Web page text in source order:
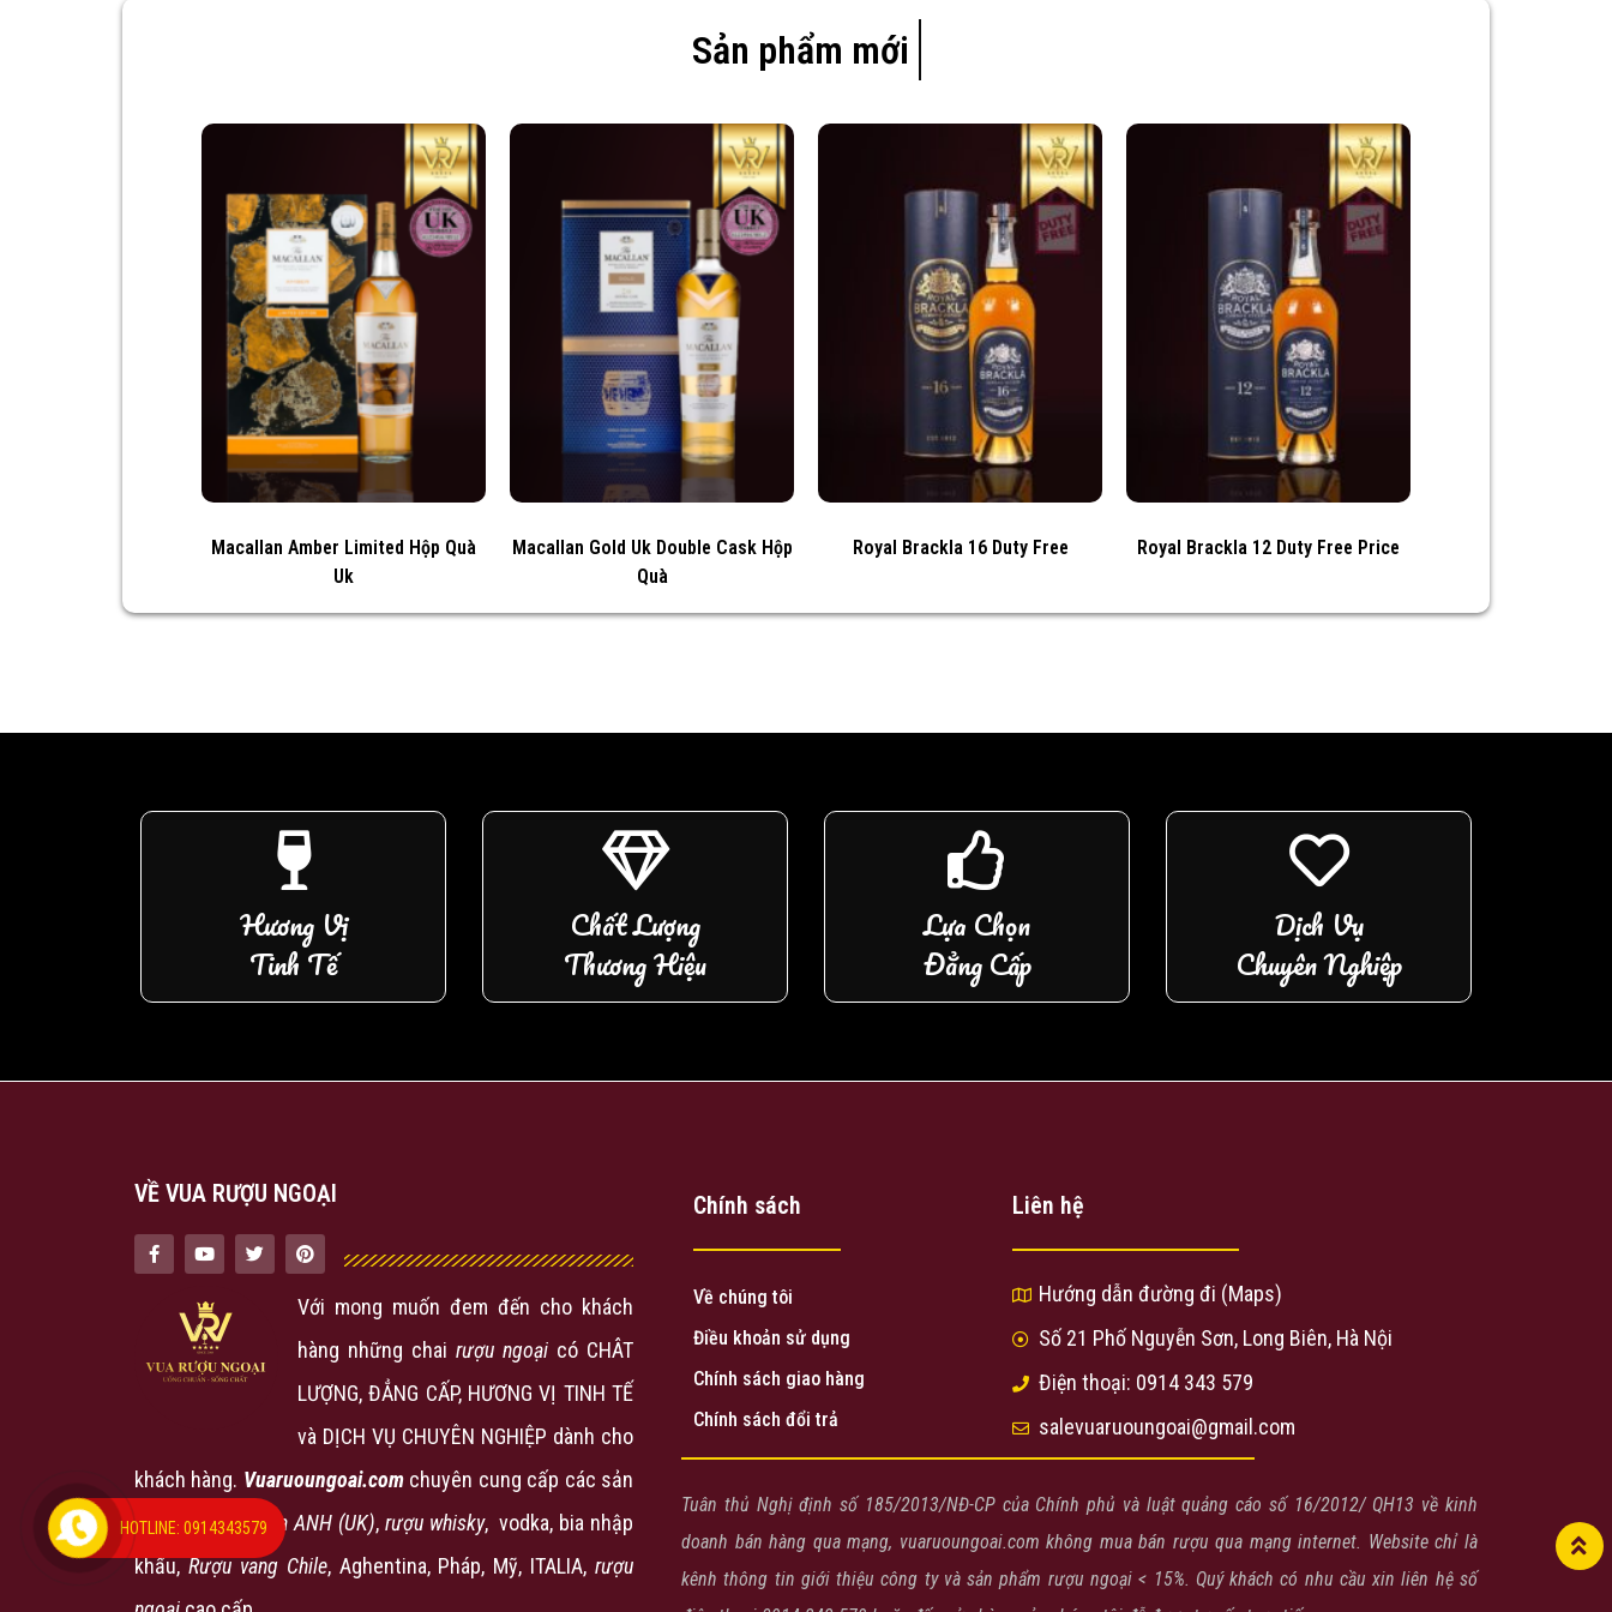
Sản phẩm mới
Macallan Amber Limited Hộp Quà
Uk
Macallan Gold Uk Double Cask Hộp
Quà
Royal Brackla 16 Duty Free Royal Brackla 12 Duty Free Price
Hương Vị
Tinh Tế
Chất Lượng
Thương Hiệu
Lựa Chọn
Đẳng Cấp
Dịch Vụ
Chuyên Nghiệp
VỀ VUA RƯỢU NGOẠI
Với mong muốn đem đến cho khách
hàng những chai rượu ngoại có CHÂT
LƯỢNG, ĐẲNG CẤP, HƯƠNG VỊ TINH TẾ
và DỊCH VỤ CHUYÊN NGHIỆP dành cho
khách hàng. Vuaruoungoai.comchuyên cung cấp các sản
phẩmrượu nội địa ANH (UK), rượu whisky, vodka, bia nhập
khẩu,Rượu vang Chile, Aghentina, Pháp, Mỹ, ITALIA, rượu
Chính sách
Về chúng tôi
Điều khoản sử dụng
Chính sách giao hàng
Chính sách đổi trả
Liên hệ
Hướng dẫn đường đi (Maps)
Số 21 Phố Nguyễn Sơn, Long Biên, Hà Nội
Điện thoại: 0914 343 579
salevuaruoungoai@gmail.com
Tuân thủ Nghị định số 185/2013/NĐ-CP của Chính phủ và luật quảng cáo số 16/2012/ QH13 về kinh
doanh bán hàng qua mạng, vuaruoungoai.com không mua bán rượu qua mạng internet. Website chỉ là
kênh thông tin giới thiệu công ty và sản phẩm rượu ngoại < 15%. Quý khách có nhu cầu xin liên hệ số
HOTLINE: 0914343579